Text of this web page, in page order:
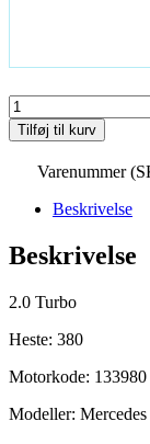
MercedesW156
W176
W117
AMG
gearkasse
133980
Tilføj til kurv
Varenummer
Beskrivelse
Beskrivelse
2.0 Turbo
Heste: 380
Motorkode:
Modeller: